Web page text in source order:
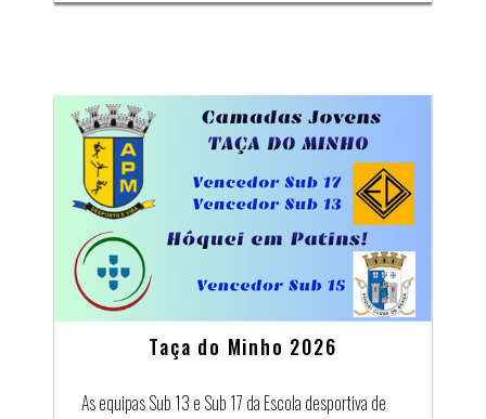
Taça do Minho 2026
As equipas Sub 13 e Sub 17 da Escola desportiva de